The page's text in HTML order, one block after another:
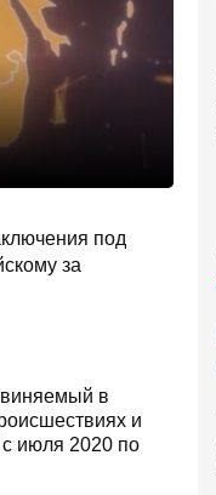
под
за
в
и
июля 2020 по